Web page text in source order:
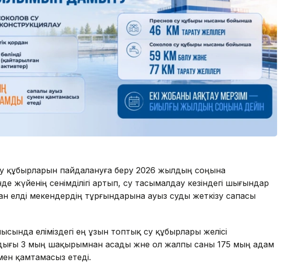
құбырларын пайдалануға беру 2026 жылдың соңына
жүйенің сенімділігі артып, су тасымалдау кезіндегі шығындар
елді мекендердің тұрғындарына ауыз суды жеткізу сапасы
еліміздегі ең ұзын топтық су құбырлары желісі
3 мың шақырымнан асады және ол жалпы саны 175 мың адам
қамтамасыз етеді.